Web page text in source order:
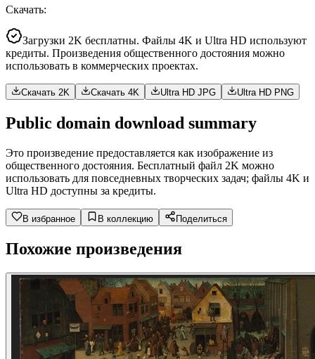
Скачать:
Загрузки 2K бесплатны. Файлы 4K и Ultra HD используют
кредиты. Произведения общественного достояния можно
использовать в коммерческих проектах.
Скачать 2K Скачать 4K Ultra HD JPG Ultra HD PNG
Public domain download summary
Это произведение предоставляется как изображение из
общественного достояния. Бесплатный файл 2K можно
использовать для повседневных творческих задач; файлы 4K и
Ultra HD доступны за кредиты.
В избранное В коллекцию Поделиться
Похожие произведения